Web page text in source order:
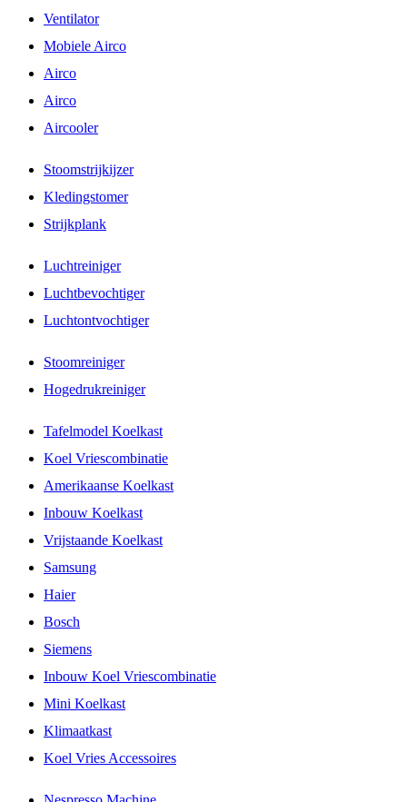
Ventilator
Mobiele Airco
Airco
Airco
Aircooler
Stoomstrijkijzer
Kledingstomer
Strijkplank
Luchtreiniger
Luchtbevochtiger
Luchtontvochtiger
Stoomreiniger
Hogedrukreiniger
Tafelmodel Koelkast
Koel Vriescombinatie
Amerikaanse Koelkast
Inbouw Koelkast
Vrijstaande Koelkast
Samsung
Haier
Bosch
Siemens
Inbouw Koel Vriescombinatie
Mini Koelkast
Klimaatkast
Koel Vries Accessoires